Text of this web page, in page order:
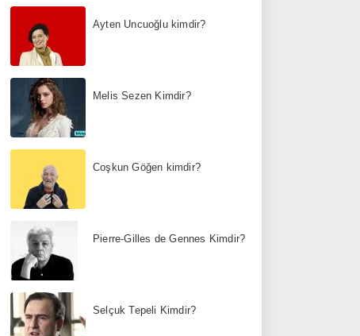
Ayten Uncuoğlu kimdir?
Melis Sezen Kimdir?
Coşkun Göğen kimdir?
Pierre-Gilles de Gennes Kimdir?
Selçuk Tepeli Kimdir?